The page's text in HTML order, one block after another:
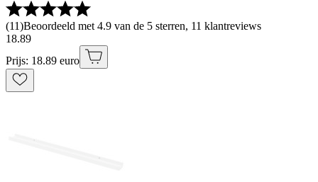
(11)Beoordeeld met 4.9 van de 5 sterren, 11 klantreviews
18.89
Prijs: 18.89 euro